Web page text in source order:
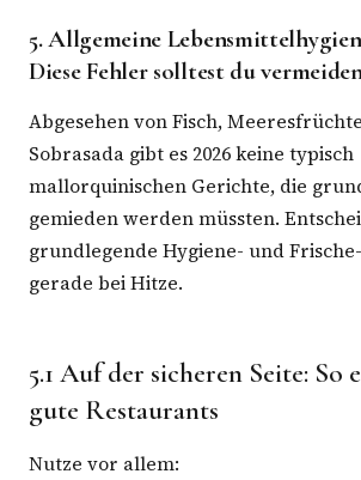
5. Allgemeine
Diese Fehler solltest du
Abgesehen von Fisch,
Sobrasada gibt es 2026 keine typisch
mallorquinischen Gerichte, die
gemieden werden müssten.
grundlegende Hygiene- und
gerade bei Hitze.
5.1 Auf der sicheren Seite: So
gute Restaurants
Nutze vor allem: